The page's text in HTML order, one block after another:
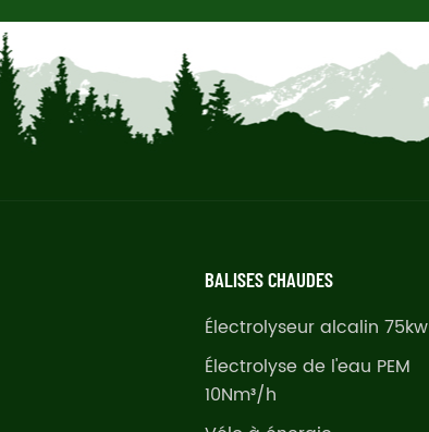
BALISES CHAUDES
Électrolyseur alcalin 75kw
Électrolyse de l'eau PEM
10Nm³/h